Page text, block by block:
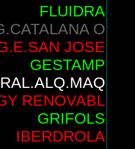
FLUIDRA
O
JOSE
GESTAMP
RENOVABL
GRIFOLS
IBERDROLA